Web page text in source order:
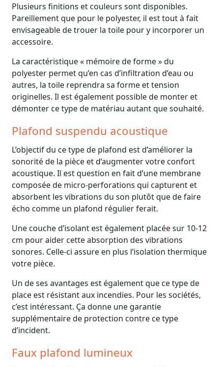
Plusieurs finitions et couleurs sont disponibles.
Pareillement que pour le polyester, il est tout à fait
envisageable de trouer la toile pour y incorporer un
accessoire.
La caractéristique « mémoire de forme » du
polyester permet qu’en cas d’infiltration d’eau ou
autres, la toile reprendra sa forme et tension
originelles. Il est également possible de monter et
démonter ce type de matériau autant que souhaité.
Plafond suspendu acoustique
L’objectif du ce type de plafond est d’améliorer la
sonorité de la pièce et d’augmenter votre confort
acoustique. Il est question en fait d’une membrane
composée de micro-perforations qui capturent et
absorbent les vibrations du son plutôt que de faire
écho comme un plafond régulier ferait.
Une couche d’isolant est également placée sur 10-12
cm pour aider cette absorption des vibrations
sonores. Celle-ci assure en plus l’isolation thermique
votre pièce.
Un de ses avantages est également que ce type de
place est résistant aux incendies. Pour les sociétés,
c’est intéressant. Ça donne une garantie
supplémentaire de protection contre ce type
d’incident.
Faux plafond lumineux